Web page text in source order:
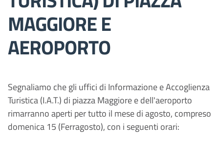
MAGGIORE E
AEROPORTO
Segnaliamo che gli uffici di Informazione e Accoglienza
Turistica (I.A.T.) di piazza Maggiore e dell'aeroporto
rimarranno aperti per tutto il mese di agosto, compreso
domenica 15 (Ferragosto), con i seguenti orari: